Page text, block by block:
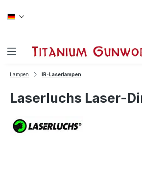
Lampen IR-Laserlampen
Laserluchs Laser-